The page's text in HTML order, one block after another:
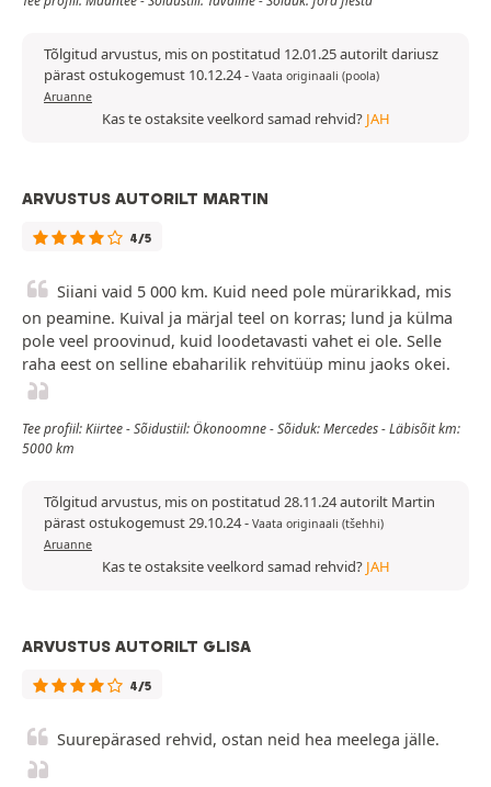
Tõlgitud arvustus, mis on postitatud 12.01.25 autorilt dariusz
pärast ostukogemust 10.12.24- Vaata originaali (poola)
Aruanne
Kas te ostaksite veelkord samad rehvid? JAH
ARVUSTUS AUTORILT MARTIN
4/5
Siiani vaid 5 000 km. Kuid need pole mürarikkad, mis
on peamine. Kuival ja märjal teel on korras; lund ja külma
pole veel proovinud, kuid loodetavasti vahet ei ole. Selle
raha eest on selline ebaharilik rehvitüüp minu jaoks okei.
Tee profiil: Kiirtee - Sõidustiil: Ökonoomne - Sõiduk: Mercedes - Läbisõit km:
5000 km
Tõlgitud arvustus, mis on postitatud 28.11.24 autorilt Martin
pärast ostukogemust 29.10.24- Vaata originaali (tšehhi)
Aruanne
Kas te ostaksite veelkord samad rehvid? JAH
ARVUSTUS AUTORILT GLISA
4/5
Suurepärased rehvid, ostan neid hea meelega jälle.